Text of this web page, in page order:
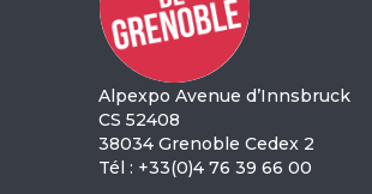
Alpexpo Avenue d’Innsbruck
CS 52408
38034 Grenoble Cedex 2
Tél : +33(0)4 76 39 66 00